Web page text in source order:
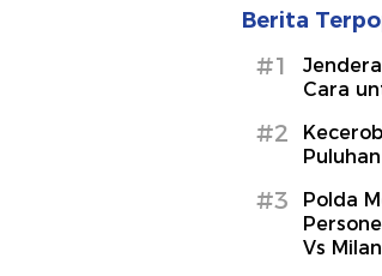
Berita
#1
Cara
#2
#3
Polda
Vs